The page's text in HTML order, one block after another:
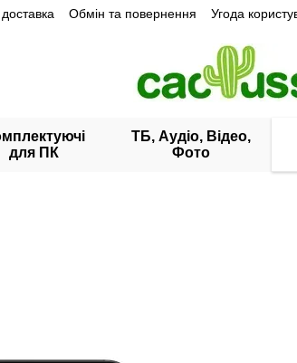
Обмін та повернення Угода
для ПК
ТБ, Аудіо, Відео,
Фото